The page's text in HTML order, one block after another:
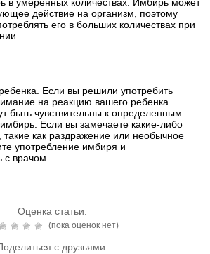
действие на организм, поэтому
его в больших количествах при
Если вы решили употребить
на реакцию вашего ребенка.
быть чувствительны к определенным
Если вы замечаете какие-либо
такие как раздражение или необычное
употребление имбиря и
с врачом.
Оценка статьи:
(пока оценок нет)
с друзьями: